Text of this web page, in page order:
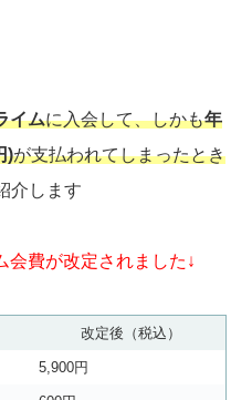
イムに入会して、しかも年
)が支払われてしまったとき
介します
費が改定されました↓
改定後（税込）
5,900円